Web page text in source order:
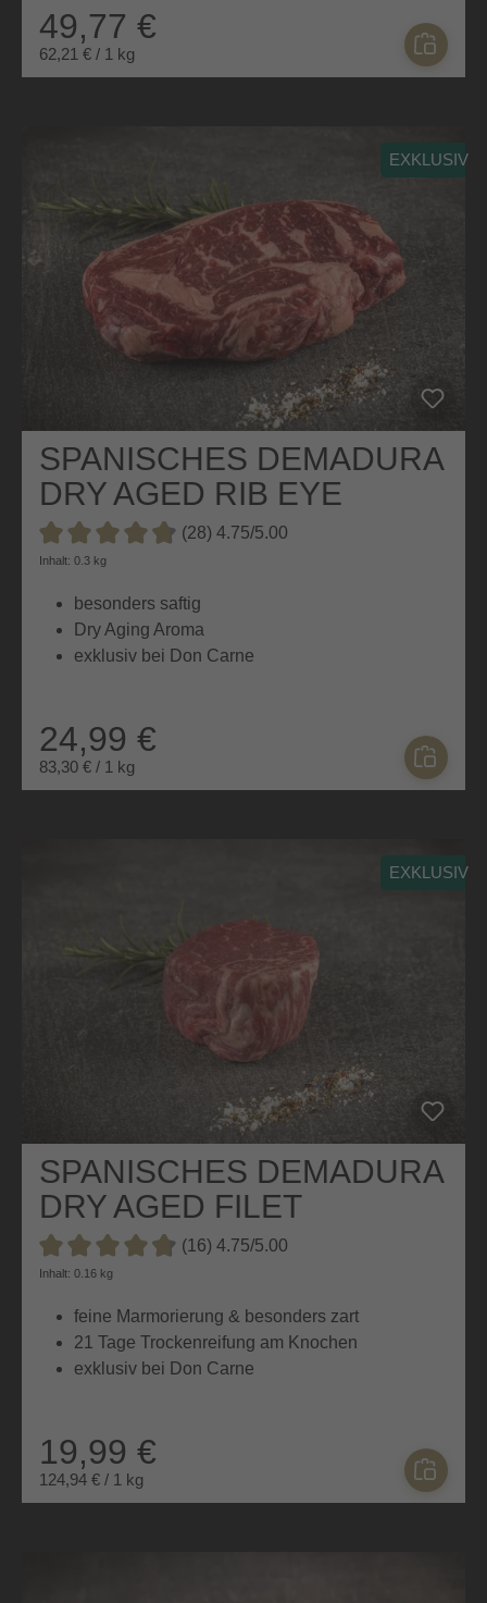
49,77 €
62,21 € / 1 kg
EXKLUSIV
SPANISCHES DEMADURA
DRY AGED RIB EYE
STEAK
Durchschnittliche Bewertung von 4.7 von 5 Sternen
(28) 4.75/5.00
Inhalt: 0.3 kg
besonders saftig
Dry Aging Aroma
exklusiv bei Don Carne
24,99 €
83,30 € / 1 kg
EXKLUSIV
SPANISCHES DEMADURA
DRY AGED FILET
MEDAILLON
Durchschnittliche Bewertung von 4.7 von 5 Sternen
(16) 4.75/5.00
Inhalt: 0.16 kg
feine Marmorierung & besonders zart
21 Tage Trockenreifung am Knochen
exklusiv bei Don Carne
19,99 €
124,94 € / 1 kg